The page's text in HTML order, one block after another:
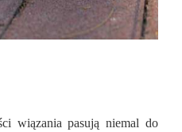
wiązania pasują niemal do